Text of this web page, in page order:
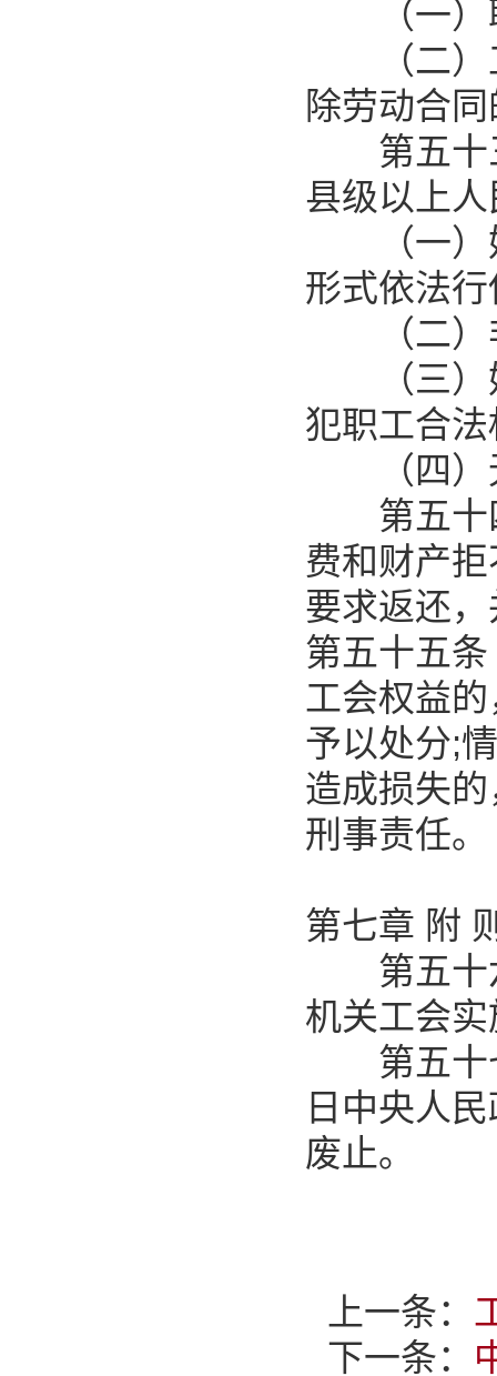
（一）职
（二）工
除劳动合
第五十三
县级以上
（一）妨
形式依法
（二）非
（三）妨
犯职工合
（四）无
第五十四
费和财产
要求返还
第五十五
工会权益
予以处分;
造成损失
刑事责任。
第七章 附
第五十六
机关工会
第五十七
日中央人
废止。
上一条：
下一条：